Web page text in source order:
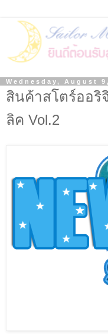
Wednesday, August
สินค้าสโตร์ออริ
ลิค Vol.2